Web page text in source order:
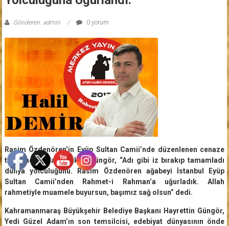
Gönderen: admin 0 yorum
Rasim Özdenören’in Eyüp Sultan Camii’nde düzenlenen cenaze
törenine katılan Başkan Güngör, “Adı gibi iz bırakıp tamamladı
dünya yolculuğunu. Rasim Özdenören ağabeyi İstanbul Eyüp
Sultan Camii’nden Rahmet-i Rahman’a uğurladık. Allah
rahmetiyle muamele buyursun, başımız sağ olsun” dedi.
Kahramanmaraş Büyükşehir Belediye Başkanı Hayrettin Güngör,
Yedi Güzel Adam’ın son temsilcisi, edebiyat dünyasının önde